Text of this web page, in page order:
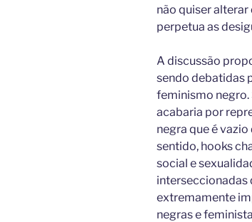
não quiser
perpetua as
A discussão
sendo debatidas
feminismo negro.
acabaria por
negra que é
sentido, hooks
social e
interseccionadas
extremamente
negras e